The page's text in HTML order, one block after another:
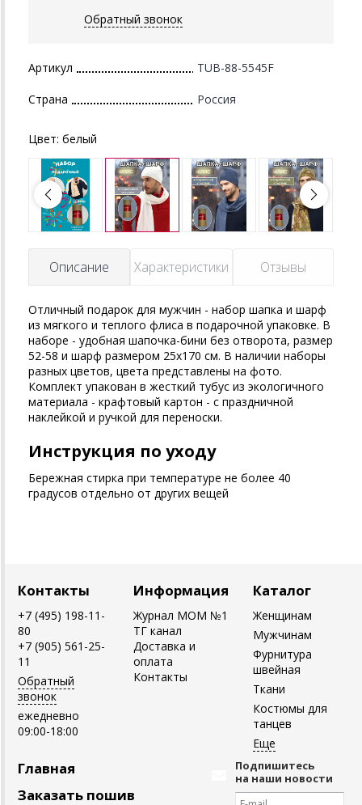
Обратный звонок
Артикул TUB-88-5545F
Страна Россия
Цвет: белый
Описание Характеристики Отзывы
Отличный подарок для мужчин - набор шапка и шарф
из мягкого и теплого флиса в подарочной упаковке. В
наборе - удобная шапочка-бини без отворота, размер
52-58 и шарф размером 25х170 см. В наличии наборы
разных цветов, цвета представлены на фото.
Комплект упакован в жесткий тубус из экологичного
материала - крафтовый картон - с праздничной
наклейкой и ручкой для переноски.
Инструкция по уходу
Бережная стирка при температуре не более 40
градусов отдельно от других вещей
Контакты
+7 (495) 198-11-
80
+7 (905) 561-25-
11
Обратный
звонок
ежедневно
09:00-18:00
Информация
Журнал MOM №1
ТГ канал
Доставка и
оплата
Контакты
Каталог
Женщинам
Мужчинам
Фурнитура
швейная
Ткани
Костюмы для
танцев
Главная
Заказать пошив
Подпишитесь
на наши новости